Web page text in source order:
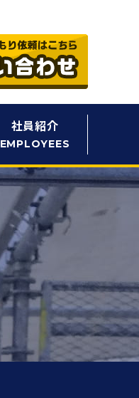
社員紹介
EMPLOYEES